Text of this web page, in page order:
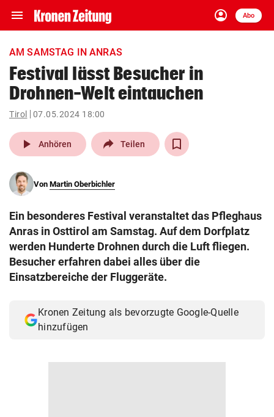
menu Navigation
ein-/ausklappen
account_circle
Anmelden
Abo
close Schließen
account_circle Anmelden
arrow_right
pin_drop
Wien arrow_right
search
eingeben
© Krone Multimedia GmbH & Co KG 2026
AM SAMSTAG IN ANRAS
Festival lässt Besucher in
Drohnen-Welt eintauchen
Tirol 07.05.2024 18:00
play_arrow Anhören Teilen
Von Martin Oberbichler
Ein besonderes Festival veranstaltet das Pfleghaus
Anras in Osttirol am Samstag. Auf dem Dorfplatz
werden Hunderte Drohnen durch die Luft fliegen.
Besucher erfahren dabei alles über die
Einsatzbereiche der Fluggeräte.
Kronen Zeitung als bevorzugte Google-Quelle
hinzufügen